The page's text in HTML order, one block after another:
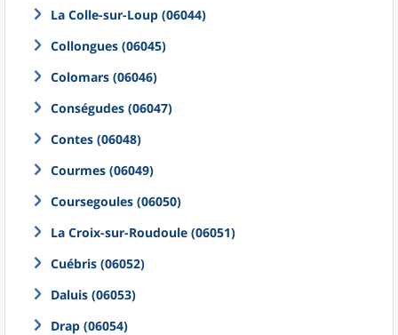
La Colle-sur-Loup (06044)
Collongues (06045)
Colomars (06046)
Conségudes (06047)
Contes (06048)
Courmes (06049)
Coursegoules (06050)
La Croix-sur-Roudoule (06051)
Cuébris (06052)
Daluis (06053)
Drap (06054)